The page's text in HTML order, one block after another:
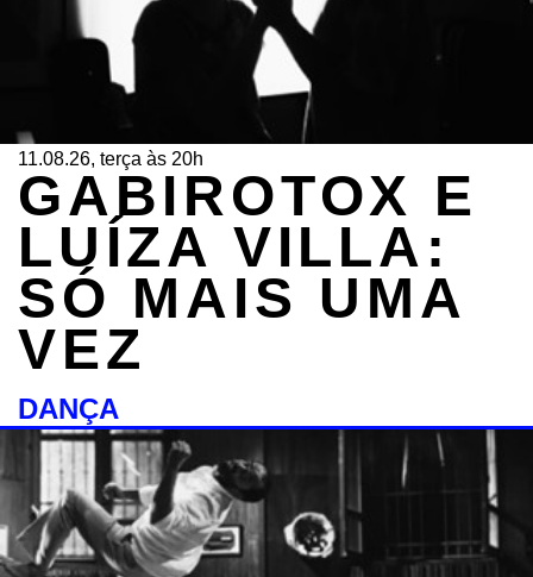
11.08.26, terça às 20h
GABIROTOX E
LUÍZA VILLA:
SÓ MAIS UMA
VEZ
DANÇA